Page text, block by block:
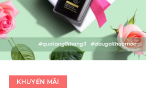
KHUYẾN MÃI